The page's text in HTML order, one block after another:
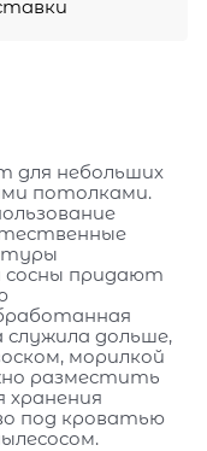
для небольших
потолками.
сосны придают
служила дольше,
морилкой
разместить
под кроватью